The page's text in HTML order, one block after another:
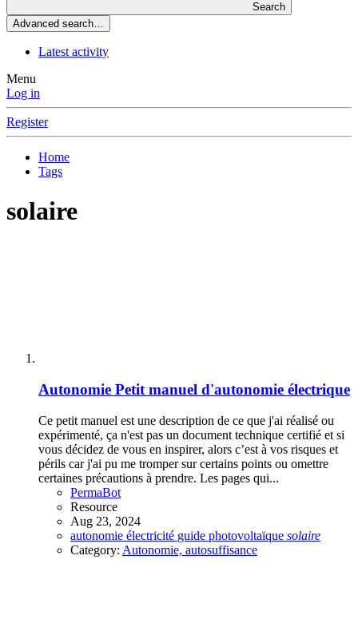
Search
Advanced search…
Latest activity
Menu
Log in
Register
Home
Tags
solaire
Autonomie Petit manuel d'autonomie électrique
Ce petit manuel est une description de ce que j'ai réalisé ou
expérimenté, ça n'est pas un document technique certifié et si
vous décidez de vous en inspirer, alors c’est à vos risques et
périls car j'ai pu me tromper sur certains points ou omettre
certaines précautions à prendre. Les pages qui...
PermaBot
Resource
Aug 23, 2024
autonomie électricité guide photovoltaïque solaire
Category: Autonomie, autosuffisance